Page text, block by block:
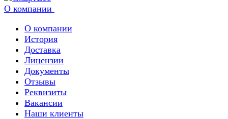
О компании
О компании
История
Доставка
Лицензии
Документы
Отзывы
Реквизиты
Вакансии
Наши клиенты